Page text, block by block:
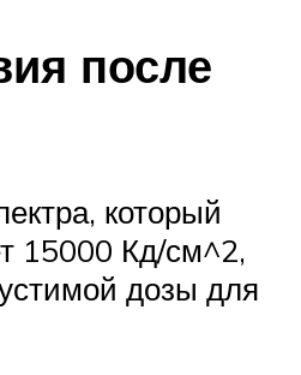
после
который
15000 Кд/см^2,
дозы для